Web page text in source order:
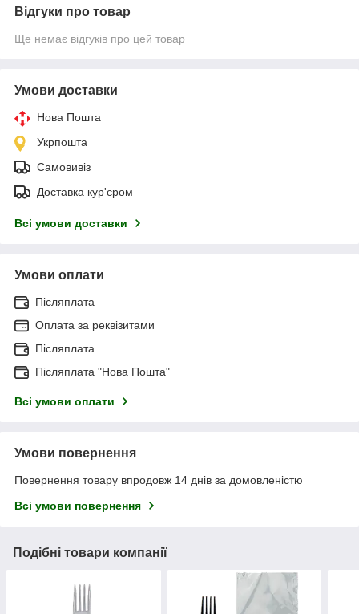
Відгуки про товар
Ще немає відгуків про цей товар
Умови доставки
Нова Пошта
Укрпошта
Самовивіз
Доставка кур'єром
Всі умови доставки
Умови оплати
Післяплата
Оплата за реквізитами
Післяплата
Післяплата "Нова Пошта"
Всі умови оплати
Умови повернення
Повернення товару впродовж 14 днів за домовленістю
Всі умови повернення
Подібні товари компанії